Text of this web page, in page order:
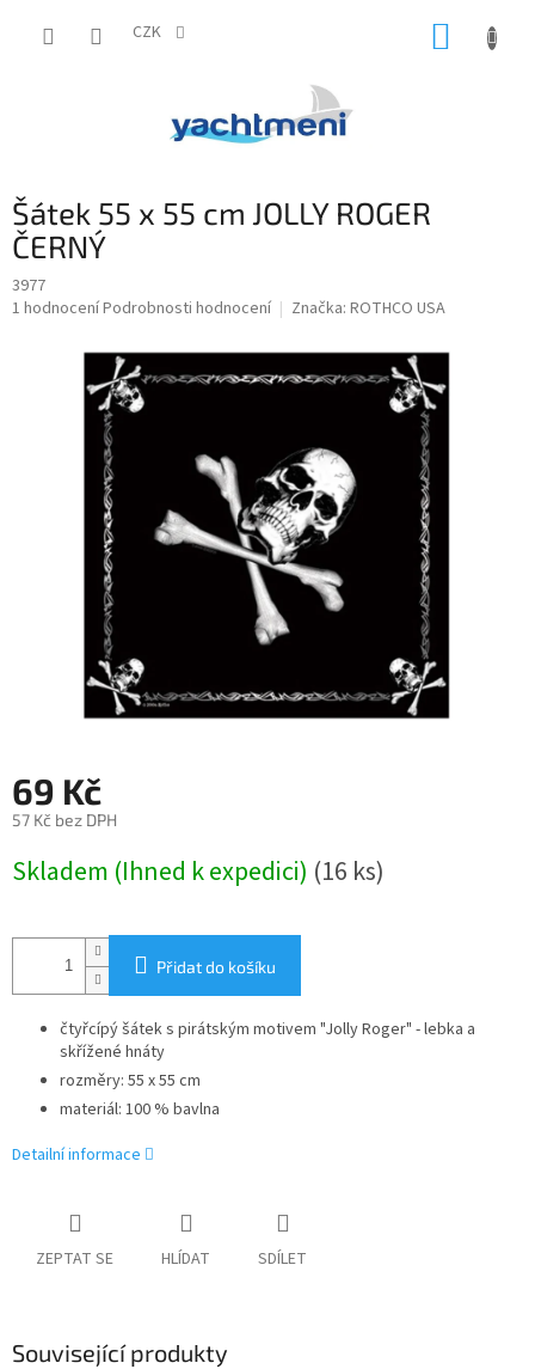
CZK
Šátek 55 x 55 cm JOLLY ROGER
ČERNÝ
3977
Průměrné
1 hodnoceníPodrobnosti hodnocení Značka: ROTHCO USA
69 Kč
57 Kč bez DPH
cena:
Skladem (Ihned k expedici) (16 ks)
Přidat do košíku
čtyřcípý šátek s pirátským motivem "Jolly Roger" - lebka a
skřížené hnáty
rozměry: 55 x 55 cm
materiál: 100 % bavlna
Detailní informace
ZEPTAT SE HLÍDAT SDÍLET
Související produkty